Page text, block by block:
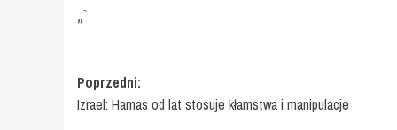
„`
Zobacz
wpisy
Poprzedni:
Izrael: Hamas od lat stosuje kłamstwa i manipulacje